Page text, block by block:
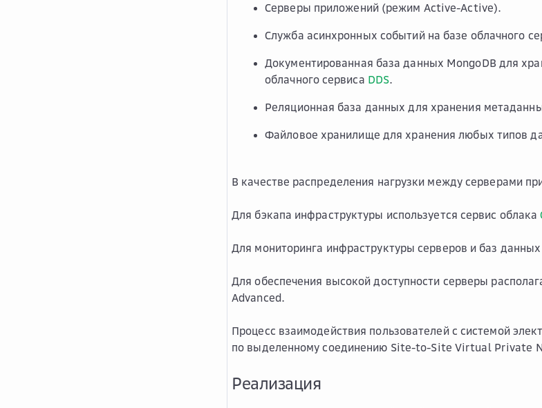
Серверы приложений (режим Active-Active).
Служба асинхронных событий на базе облачного
Документированная база данных MongoDB для
облачного сервиса DDS.
Реляционная база данных для хранения
Файловое хранилище для хранения любых типов
В качестве распределения нагрузки между серверами
Для бэкапа инфраструктуры используется сервис облака
Для мониторинга инфраструктуры серверов и баз
Для обеспечения высокой доступности серверы
Advanced.
Процесс взаимодействия пользователей с системой
по выделенному соединению Site-to-Site Virtual Private
Реализация